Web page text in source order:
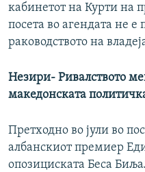
кабинетот на Курти на
посета во агендата не е
раководството на
Незири- Ривалството
македонската
Претходно во јули во
албанскиот премиер
опозициската Беса